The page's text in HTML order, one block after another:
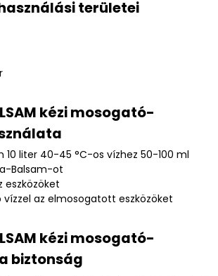
területei
kézi mosogató-
10 liter 40-45 °C-os vízhez 50-100 ml
Balsam-ot
eszközöket
az elmosogatott eszközöket
kézi mosogató-
biztonság